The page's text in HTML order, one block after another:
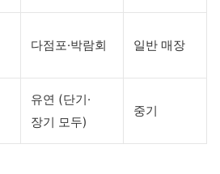
다점포·박람회 일반 매장
유연 (단기·
장기 모두)
중기